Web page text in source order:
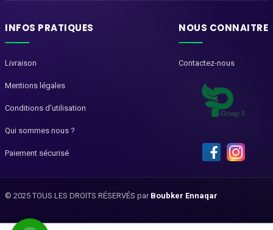
INFOS PRATIQUES
Livraison
Mentions légales
Conditions d'utilisation
Qui sommes nous ?
Paiement sécurisé
NOUS CONNAITRE
Contactez-nous
© 2025 TOUS LES DROITS RÉSERVÉS par Boubker Ennaqar